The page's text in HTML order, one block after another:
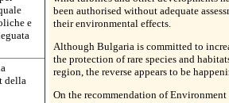
e
della
been authorised without adequate
their environmental effects.
Although Bulgaria is committed to
the protection of rare species and
region, the reverse appears to be
On the recommendation of Environment